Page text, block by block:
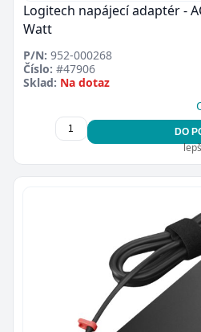
Logitech napájecí adaptér -
Watt
P/N: 952-000268
Číslo: #47906
Sklad: Na dotaz
DO